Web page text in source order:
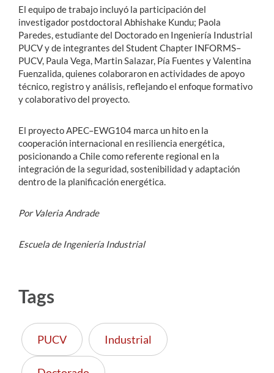
El equipo de trabajo incluyó la participación del
investigador postdoctoral Abhishake Kundu; Paola
Paredes, estudiante del Doctorado en Ingeniería Industrial
PUCV y de integrantes del Student Chapter INFORMS–
PUCV, Paula Vega, Martin Salazar, Pía Fuentes y Valentina
Fuenzalida, quienes colaboraron en actividades de apoyo
técnico, registro y análisis, reflejando el enfoque formativo
y colaborativo del proyecto.
El proyecto APEC–EWG104 marca un hito en la
cooperación internacional en resiliencia energética,
posicionando a Chile como referente regional en la
integración de la seguridad, sostenibilidad y adaptación
dentro de la planificación energética.
Por Valeria Andrade
Escuela de Ingeniería Industrial
Tags
PUCV Industrial